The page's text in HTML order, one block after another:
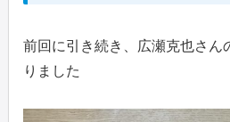
前回に引き続き、広瀬克也さん
りました